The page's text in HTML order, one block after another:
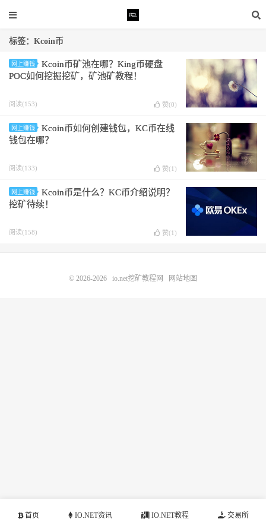
标签：Kcoin币
网上赚钱
Kcoin币矿池在哪？King币硬盘
POC如何挖掘挖矿，矿池矿教程！
阅读(153) 赞(0)
网上赚钱
Kcoin币如何创建钱包，KC币在线
钱包在哪？
阅读(133) 赞(1 )
网上赚钱
Kcoin币是什么？KC币介绍说明？
挖矿待续！
阅读(158) 赞(1 )
首页 IO.NET资讯 IO.NET教程 交易所
© 2026-2026 io.net挖矿教程网 网站地图